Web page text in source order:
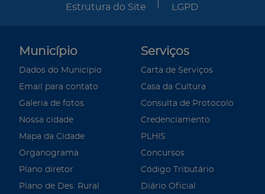
Estrutura do Site LGPD
Município
Dados do Município
Email para contato
Galeria de fotos
Nossa cidade
Mapa da Cidade
Organograma
Plano diretor
Plano de Des. Rural
Serviços
Carta de Serviços
Casa da Cultura
Consulta de Protocolo
Credenciamento
PLHIS
Concursos
Código Tributário
Diário Oficial